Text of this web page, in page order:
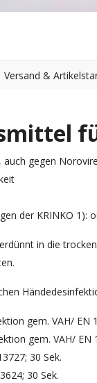
Versand &
gegen
der KRINKO 1):
in die
gem. VAH/ EN
gem. VAH/ EN
30 Sek.
30 Sek.